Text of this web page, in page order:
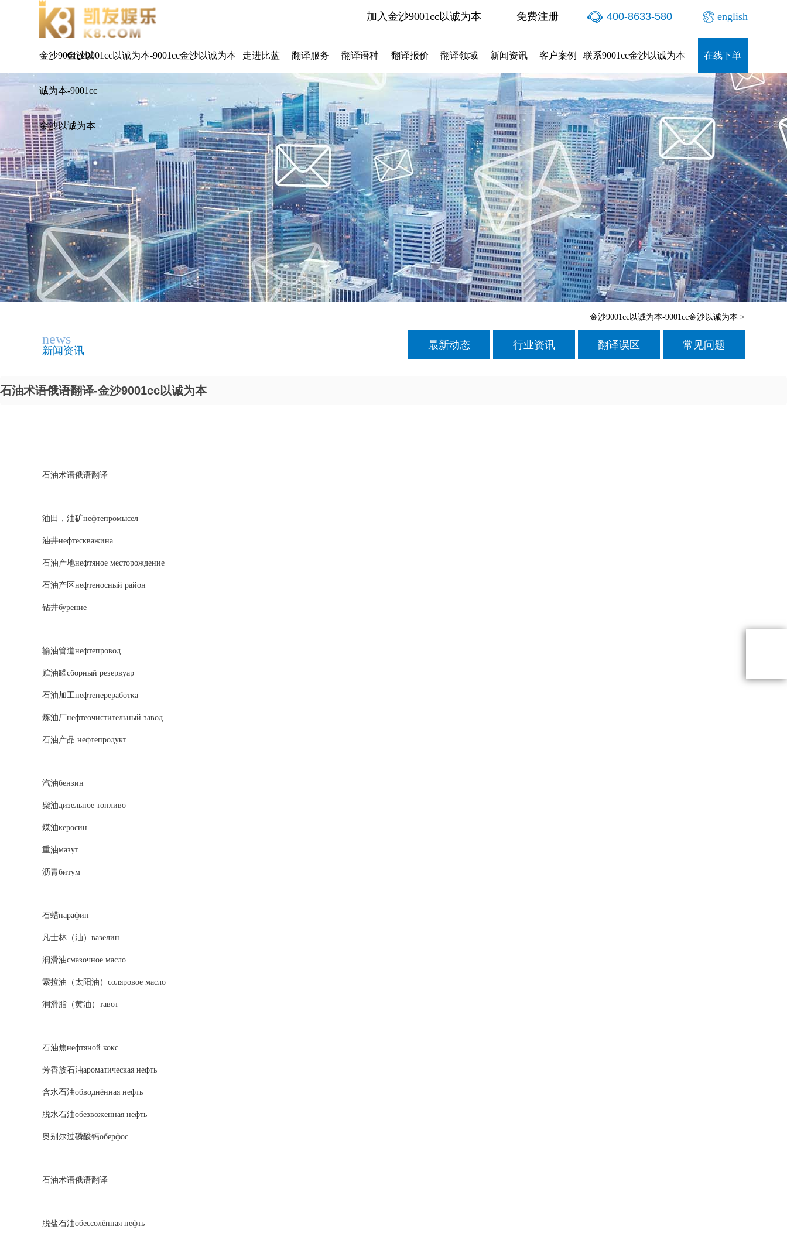
加入金沙9001cc以诚为本 免费注册 400-8633-580 english
金沙9001cc以
诚为本-9001cc
金沙以诚为本
金沙9001cc以诚为本-9001cc金沙以诚为本 走进比蓝 翻译服务 翻译语种 翻译报价 翻译领域 新闻资讯 客户案例 联系9001cc金沙以诚为本 在线下单
金沙9001cc以诚为本-9001cc金沙以诚为本 >
news
新闻资讯 最新动态 行业资讯 翻译误区 常见问题
石油术语俄语翻译-金沙9001cc以诚为本
石油术语俄语翻译
油田，油矿нефтепромысел
油井нефтескважина
石油产地нефтяное месторождение
石油产区нефтеносный район
钻井бурение
输油管道нефтепровод
贮油罐сборный резервуар
石油加工нефтепереработка
炼油厂нефтеочистительный завод
石油产品 нефтепродукт
汽油бензин
柴油дизельное топливо
煤油керосин
重油мазут
沥青битум
石蜡парафин
凡士林（油）вазелин
润滑油смазочное масло
索拉油（太阳油）соляровое масло
润滑脂（黄油）тавот
石油焦нефтяной кокс
芳香族石油ароматическая нефть
含水石油обводнённая нефть
脱水石油обезвоженная нефть
奥别尔过磷酸钙оберфос
石油术语俄语翻译
脱盐石油обессолённая нефть